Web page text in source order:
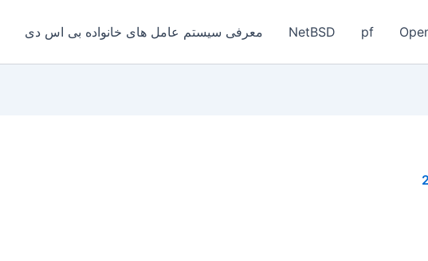
pf
NetBSD معرفی سیستم عامل های خانواده بی‌ اس‌ دی